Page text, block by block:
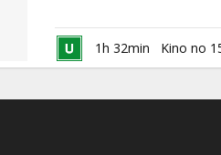
uzveikt savu seno
1h 32min Kino no